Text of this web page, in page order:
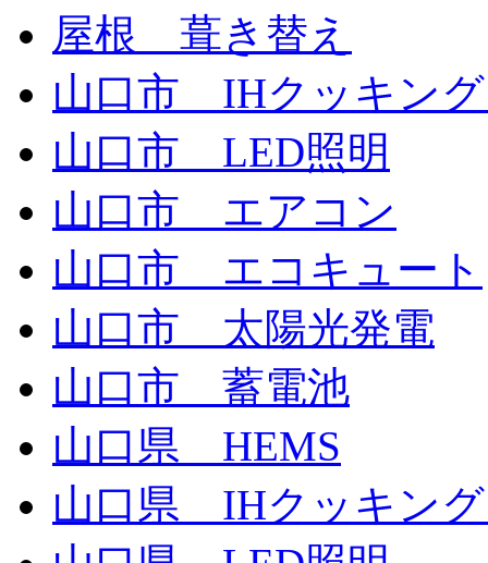
屋根 葺き替え
山口市 IHクッキン
山口市 LED照明
山口市 エアコン
山口市 エコキュート
山口市 太陽光発電
山口市 蓄電池
山口県 HEMS
山口県 IHクッキン